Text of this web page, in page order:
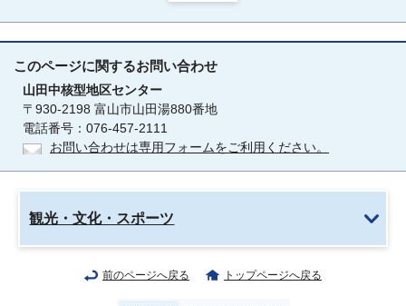
このページに関するお問い合わせ
山田中核型地区センター
〒930-2198 富山市山田湯880番地
電話番号：076-457-2111
お問い合わせは専用フォームをご利用ください。
観光・文化・スポーツ
前のページへ戻る トップページへ戻る